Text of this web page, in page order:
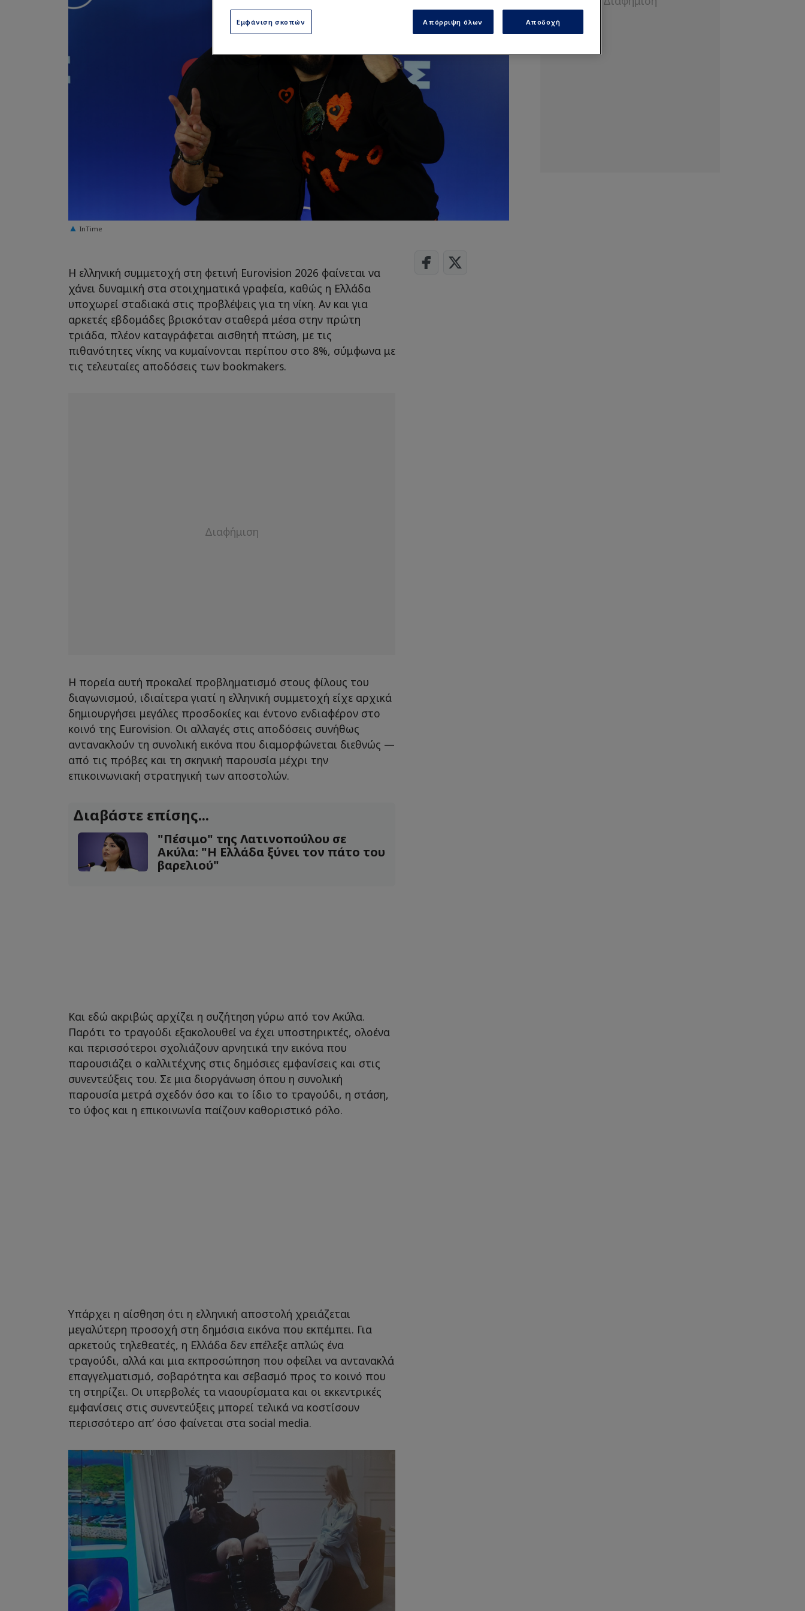
InTime
Η ελληνική συμμετοχή στη φετινή Eurovision 2026 φαίνεται να
χάνει δυναμική στα στοιχηματικά γραφεία, καθώς η Ελλάδα
υποχωρεί σταδιακά στις προβλέψεις για τη νίκη. Αν και για
αρκετές εβδομάδες βρισκόταν σταθερά μέσα στην πρώτη
τριάδα, πλέον καταγράφεται αισθητή πτώση, με τις
πιθανότητες νίκης να κυμαίνονται περίπου στο 8%, σύμφωνα με
τις τελευταίες αποδόσεις των bookmakers.
Η πορεία αυτή προκαλεί προβληματισμό στους φίλους του
διαγωνισμού, ιδιαίτερα γιατί η ελληνική συμμετοχή είχε αρχικά
δημιουργήσει μεγάλες προσδοκίες και έντονο ενδιαφέρον στο
κοινό της Eurovision. Οι αλλαγές στις αποδόσεις συνήθως
αντανακλούν τη συνολική εικόνα που διαμορφώνεται διεθνώς —
από τις πρόβες και τη σκηνική παρουσία μέχρι την
επικοινωνιακή στρατηγική των αποστολών.
Διαβάστε επίσης...
"Πέσιμο" της Λατινοπούλου σε
Ακύλα: "Η Ελλάδα ξύνει τον πάτο του
βαρελιού"
Και εδώ ακριβώς αρχίζει η συζήτηση γύρω από τον Ακύλα.
Παρότι το τραγούδι εξακολουθεί να έχει υποστηρικτές, ολοένα
και περισσότεροι σχολιάζουν αρνητικά την εικόνα που
παρουσιάζει ο καλλιτέχνης στις δημόσιες εμφανίσεις και στις
συνεντεύξεις του. Σε μια διοργάνωση όπου η συνολική
παρουσία μετρά σχεδόν όσο και το ίδιο το τραγούδι, η στάση,
το ύφος και η επικοινωνία παίζουν καθοριστικό ρόλο.
Υπάρχει η αίσθηση ότι η ελληνική αποστολή χρειάζεται
μεγαλύτερη προσοχή στη δημόσια εικόνα που εκπέμπει. Για
αρκετούς τηλεθεατές, η Ελλάδα δεν επέλεξε απλώς ένα
τραγούδι, αλλά και μια εκπροσώπηση που οφείλει να αντανακλά
επαγγελματισμό, σοβαρότητα και σεβασμό προς το κοινό που
τη στηρίζει. Οι υπερβολές τα νιαουρίσματα και οι εκκεντρικές
εμφανίσεις στις συνεντεύξεις μπορεί τελικά να κοστίσουν
περισσότερο απ’ όσο φαίνεται στα social media.
Εμφάνιση σκοπών Απόρριψη όλων Αποδοχή